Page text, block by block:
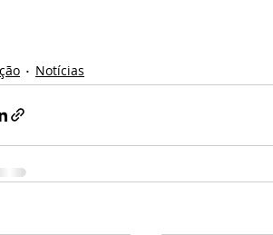
Notícias